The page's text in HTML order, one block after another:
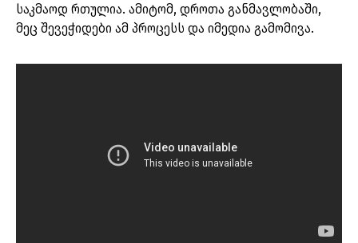
საკმაოდ რთულია. ამიტომ, დროთა განმავლობაში,
მეც შევეჭიდები ამ პროცესს და იმედია გამომივა.